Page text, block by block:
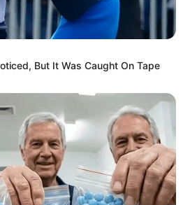
But It Was Caught On Tape